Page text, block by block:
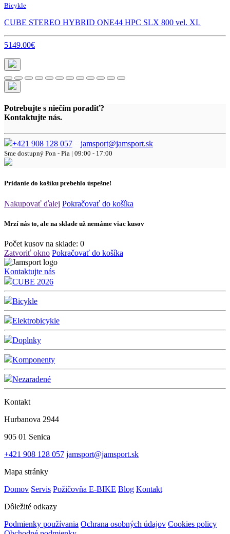
Bicykle
CUBE STEREO HYBRID ONE44 HPC SLX 800 vel. XL
5149.00€
Potrebujte s niečím poradiť?
Kontaktujte nás.
+421 908 128 057 jamsport@jamsport.sk
Sme dostupný Pon - Pia | 09:00 - 17:00
Pridanie do košíku prebehlo úspešne!
Nakupovať ďalej Pokračovať do košíka
Mrzí nás to, ale na sklade už nemáme viac kusov
Počet kusov na sklade: 0
Zatvoriť okno Pokračovať do košíka
Kontaktujte nás
CUBE 2026
Bicykle
Elektrobicykle
Doplnky
Komponenty
Nezaradené
Kontakt
Hurbanova 2944
905 01 Senica
+421 908 128 057 jamsport@jamsport.sk
Mapa stránky
Domov Servis Požičovňa E-BIKE Blog Kontakt
Dôležité odkazy
Podmienky používania Ochrana osobných údajov Cookies policy